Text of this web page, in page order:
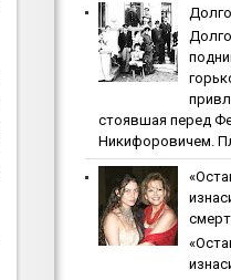
стоявшая перед
Никифоровичем.